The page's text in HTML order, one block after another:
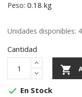
Peso: 0.18 kg
Unidades disponibles: 4
Cantidad

 En Stock